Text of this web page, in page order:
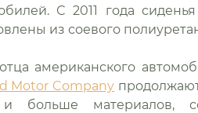
С 2011 года
из соевого
американского
Motor Company
материалов,